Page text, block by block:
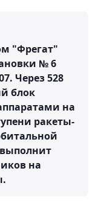
"Фрегат"
№ 6
Через 528
блок
на
ракеты-
на